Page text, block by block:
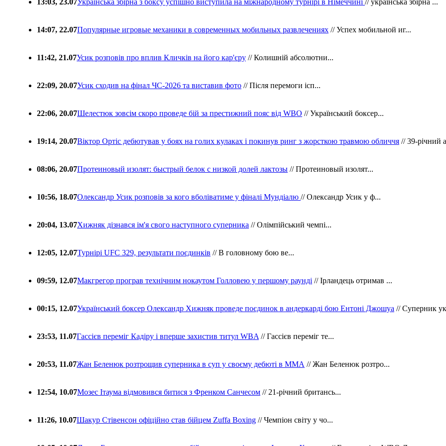
14:07, 22.07Популярные игровые механики в современных мобильных развлечениях // Успех мобильной иг...
11:42, 21.07Усик розповів про вплив Кличків на його кар'єру // Колишній абсолютни...
22:09, 20.07Усик сходив на фінал ЧС-2026 та виставив фото // Після перемоги ісп...
22:06, 20.07Шелестюк зовсім скоро проведе бій за престижний пояс від WBO // Український боксер...
19:14, 20.07Віктор Ортіс дебютував у боях на голих кулаках і покинув ринг з жорсткою травмою обличчя // 39-річний
08:06, 20.07Протеиновый изолят: быстрый белок с низкой долей лактозы // Протеиновый изолят...
10:56, 18.07Олександр Усик розповів за кого вболіватиме у фіналі Мундіалю // Олександр Усик у ф...
20:04, 13.07Хижняк дізнався ім'я свого наступного суперника // Олімпійський чемпі...
12:05, 12.07Турнірі UFC 329, результати поєдинків // В головному бою ве...
09:59, 12.07Макгрегор програв технічним нокаутом Голловею у першому раунді // Ірландець отримав ...
00:15, 12.07Український боксер Олександр Хижняк проведе поєдинок в андеркарді бою Ентоні Джошуа // Суперник
23:53, 11.07Гассієв переміг Кадіру і вперше захистив титул WBA // Гассієв переміг те...
20:53, 11.07Жан Беленюк розтрощив суперника в суп у своєму дебюті в ММА // Жан Беленюк розтро...
12:54, 10.07Мозес Ітаума відмовився битися з Френком Санчесом // 21-річний британсь...
11:26, 10.07Шакур Стівенсон офіційно став бійцем Zuffa Boxing // Чемпіон світу у чо...